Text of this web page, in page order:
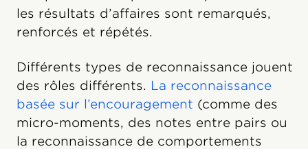
les résultats d’affaires sont remarqués,
renforcés et répétés.
Différents types de reconnaissance jouent
des rôles différents. La reconnaissance
basée sur l’encouragement (comme des
micro-moments, des notes entre pairs ou
la reconnaissance de comportements